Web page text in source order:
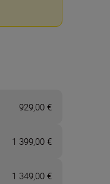
929,00 €
1 399,00 €
1 349,00 €